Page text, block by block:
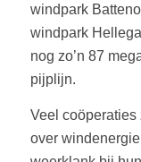
windpark
windpark
nog zo’n 87
pijplijn.
Veel
over